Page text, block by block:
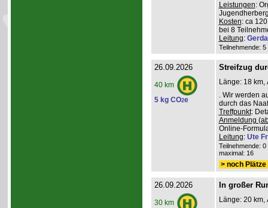
Leistungen:
Kosten: ca
bei 8
Leitung:
Teilnehmende:
26.09.2026
40 km
5 kg CO2e
Streifzug
Länge: 18 km,
. Wir werden
durch das
Treffpunkt:
Anmeldung
Online-
Leitung: Ute
Teilnehmende:
maximal: 16
> noch
26.09.2026
30 km
In großer
Länge: 20 km,